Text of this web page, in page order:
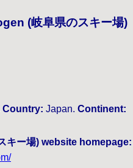
(岐阜県のスキー場)
Country: Japan. Continent:
キー場) website homepage: